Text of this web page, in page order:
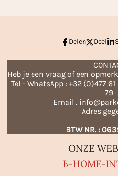
Delen Deel
Heb je een vraag of een
Tel - WhatsApp : +32 (0)477
79
Email .
Adres
BTW NR. :
ONZE
B-HOME-